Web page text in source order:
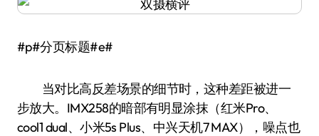
#p#分页标题#e#
当对比高反差场景的细节时，这种差距被进一
步放大。IMX258的暗部有明显涂抹（红米Pro、
cool1 dual、小米5s Plus、中兴天机7 MAX），噪点也